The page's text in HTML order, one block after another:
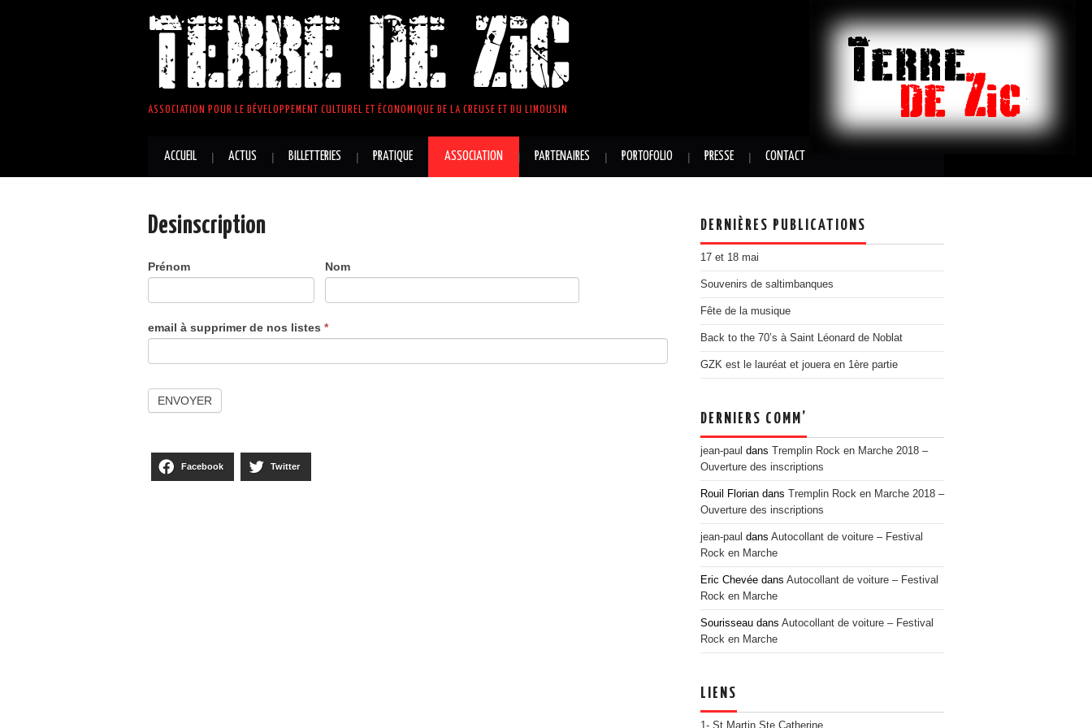
TERRE DE ZIC
ASSOCIATION POUR LE DÉVELOPPEMENT CULTUREL ET ÉCONOMIQUE DE LA CREUSE ET DU LIMOUSIN
ACCUEIL ACTUS BILLETTERIES PRATIQUE ASSOCIATION PARTENAIRES PORTOFOLIO PRESSE CONTACT
Desinscription
Désinscription
Prénom Nom
email à supprimer de nos listes *
ENVOYER
Facebook Twitter
DERNIÈRES PUBLICATIONS
17 et 18 mai
Souvenirs de saltimbanques
Fête de la musique
Back to the 70’s à Saint Léonard de Noblat
GZK est le lauréat et jouera en 1ère partie
DERNIERS COMM’
jean-paul dans
Tremplin Rock en Marche 2018 –
Ouverture des inscriptions
Rouil Florian dans
Tremplin Rock en Marche 2018 –
Ouverture des inscriptions
jean-paul dans Autocollant de voiture – Festival
Rock en Marche
Eric Chevée dans Autocollant de voiture – Festival
Rock en Marche
Sourisseau dans Autocollant de voiture – Festival
Rock en Marche
LIENS
1- St Martin Ste Catherine